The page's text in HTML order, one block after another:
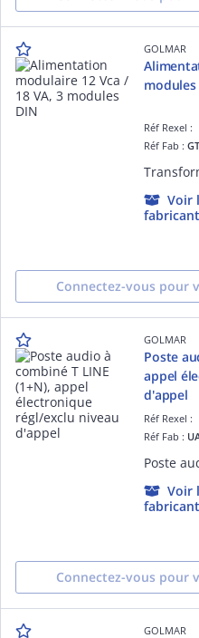
GOLMAR
modules
Réf Rexel :
Réf Fab :
Voir
fabricant
Connectez-vous pour
GOLMAR
Poste
appel
d'appel
Réf Rexel :
Réf Fab :
Voir
fabricant
Connectez-vous pour
GOLMAR